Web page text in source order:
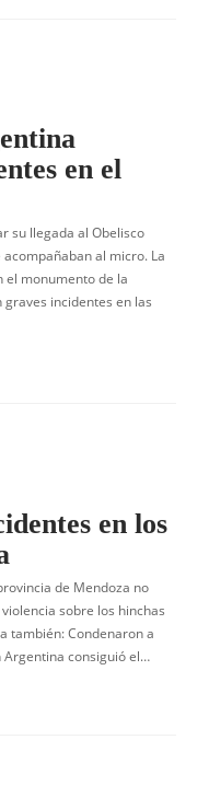
en el
su llegada al Obelisco
al micro. La
el monumento de la
incidentes en las
en los
de Mendoza no
sobre los hinchas
también: Condenaron a
Argentina consiguió el…